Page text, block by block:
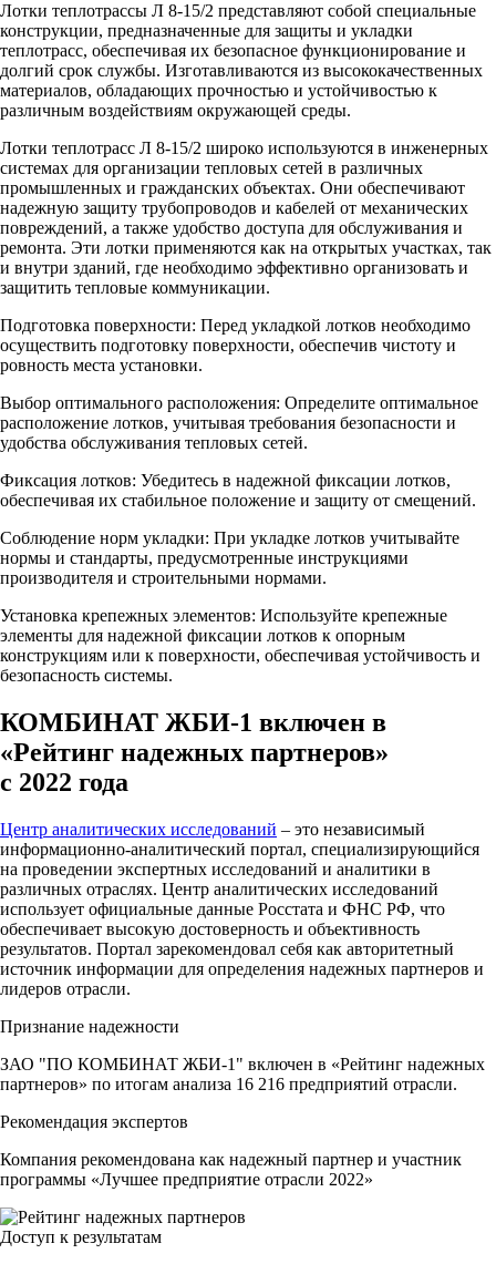
Лотки теплотрассы Л 8-15/2 представляют собой специальные
конструкции, предназначенные для защиты и укладки
теплотрасс, обеспечивая их безопасное функционирование и
долгий срок службы. Изготавливаются из высококачественных
материалов, обладающих прочностью и устойчивостью к
различным воздействиям окружающей среды.
Лотки теплотрасс Л 8-15/2 широко используются в инженерных
системах для организации тепловых сетей в различных
промышленных и гражданских объектах. Они обеспечивают
надежную защиту трубопроводов и кабелей от механических
повреждений, а также удобство доступа для обслуживания и
ремонта. Эти лотки применяются как на открытых участках, так
и внутри зданий, где необходимо эффективно организовать и
защитить тепловые коммуникации.
Подготовка поверхности: Перед укладкой лотков необходимо
осуществить подготовку поверхности, обеспечив чистоту и
ровность места установки.
Выбор оптимального расположения: Определите оптимальное
расположение лотков, учитывая требования безопасности и
удобства обслуживания тепловых сетей.
Фиксация лотков: Убедитесь в надежной фиксации лотков,
обеспечивая их стабильное положение и защиту от смещений.
Соблюдение норм укладки: При укладке лотков учитывайте
нормы и стандарты, предусмотренные инструкциями
производителя и строительными нормами.
Установка крепежных элементов: Используйте крепежные
элементы для надежной фиксации лотков к опорным
конструкциям или к поверхности, обеспечивая устойчивость и
безопасность системы.
КОМБИНАТ ЖБИ-1 включен в
«Рейтинг надежных партнеров»
с 2022 года
Центр аналитических исследований – это независимый
информационно-аналитический портал, специализирующийся
на проведении экспертных исследований и аналитики в
различных отраслях. Центр аналитических исследований
использует официальные данные Росстата и ФНС РФ, что
обеспечивает высокую достоверность и объективность
результатов. Портал зарекомендовал себя как авторитетный
источник информации для определения надежных партнеров и
лидеров отрасли.
Признание надежности
ЗАО "ПО КОМБИНАТ ЖБИ-1" включен в «Рейтинг надежных
партнеров» по итогам анализа 16 216 предприятий отрасли.
Рекомендация экспертов
Компания рекомендована как надежный партнер и участник
программы «Лучшее предприятие отрасли 2022»
Доступ к результатам